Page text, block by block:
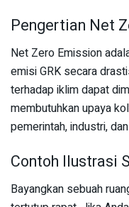
Pengertian Net
Net Zero Emission
emisi GRK secara
terhadap iklim dapat
membutuhkan upaya
pemerintah, industri,
Contoh Ilustrasi
Bayangkan sebuah